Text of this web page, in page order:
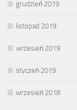
grudzień 2019
listopad 2019
wrzesień 2019
styczeń 2019
wrzesień 2018